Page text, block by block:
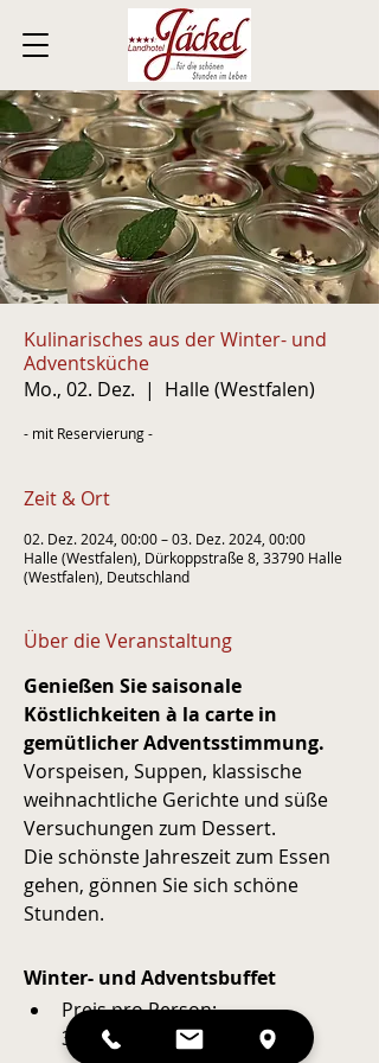
Kulinarisches aus der Winter- und
Adventsküche
Mo., 02. Dez.
  |
Halle (Westfalen)
- mit Reservierung -
Zeit & Ort
02. Dez. 2024, 00:00 – 03. Dez. 2024, 00:00
Halle (Westfalen), Dürkoppstraße 8, 33790 Halle
(Westfalen), Deutschland
Über die Veranstaltung
Genießen Sie saisonale
Köstlichkeiten à la carte in
gemütlicher Adventsstimmung.
Vorspeisen, Suppen, klassische
weihnachtliche Gerichte und süße
Versuchungen zum Dessert.
Die schönste Jahreszeit zum Essen
gehen, gönnen Sie sich schöne
Stunden.
Winter- und Adventsbuffet
Preis pro Person:
39,50 € - mit Reservierung